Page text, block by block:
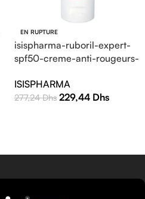
EN RUPTURE
isispharma-ruboril-expert-
spf50-creme-anti-rougeurs-
ISISPHARMA
277,24Dhs 229,44 Dhs